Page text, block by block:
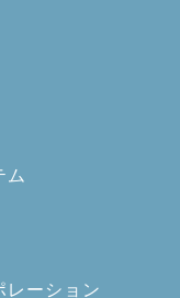
ム
レーション